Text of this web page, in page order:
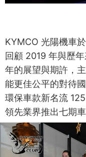
KYMCO 光陽機車
回顧 2019 年與歷
年的展望與期許，
能更佳公平的對待
環保車款新名流
領先業界推出七期